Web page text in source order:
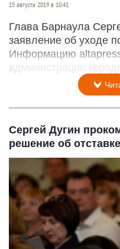
15 августа 2019 в 10:41
Глава Барнаула
заявление об уходе
Информацию
администрации города.
Сергей Дугин
решение об отставке